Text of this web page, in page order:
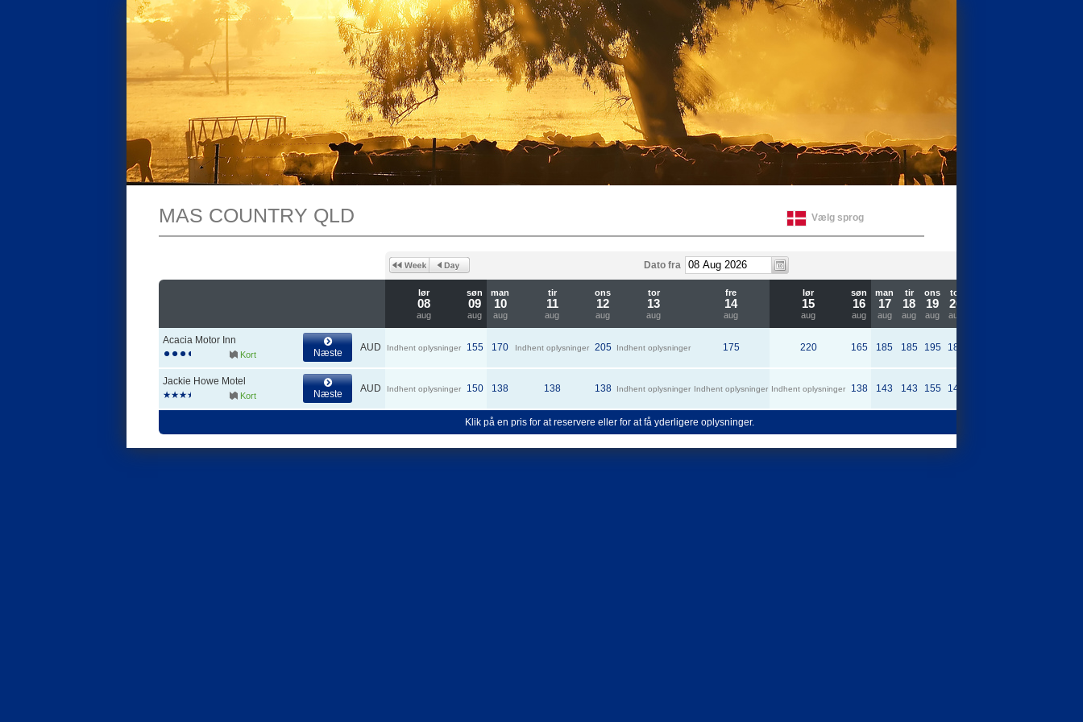
Vælg sprog
MAS COUNTRY QLD
Dato fra
lør
08
aug
søn
09
aug
man
10
aug
tir
11
aug
ons
12
aug
tor
13
aug
fre
14
aug
lør
15
aug
søn
16
aug
man
17
aug
tir
18
aug
ons
19
aug
tor
20
aug
Acacia Motor Inn
Kort Næste AUD Indhent oplysninger 155 170 Indhent oplysninger 205 Indhent oplysninger 175 220 165 185 185 195 185
Jackie Howe Motel
Kort Næste AUD Indhent oplysninger 150 138 138 138 Indhent oplysninger Indhent oplysninger Indhent oplysninger 138 143 143 155 143
Klik på en pris for at reservere eller for at få yderligere oplysninger.